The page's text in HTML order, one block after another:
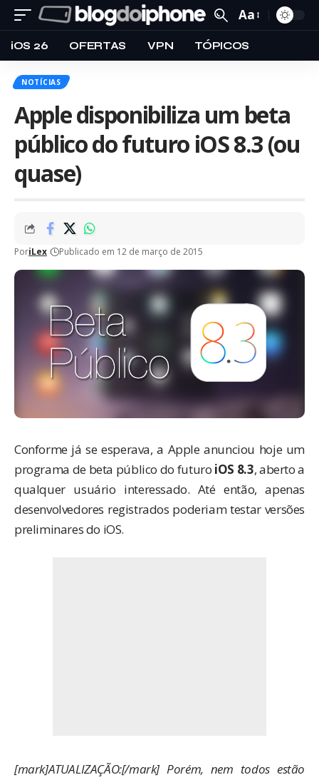
Aa
iOS 26 OFERTAS VPN TÓPICOS
NOTÍCIAS
Apple disponibiliza um beta
público do futuro iOS 8.3 (ou
quase)
PoriLex Publicado em 12 de março de 2015
Conforme já se esperava, a Apple anunciou hoje um
programa de beta público do futuro iOS 8.3, aberto a
qualquer usuário interessado. Até então, apenas
desenvolvedores registrados poderiam testar versões
preliminares do iOS.
[mark]ATUALIZAÇÃO:[/mark] Porém, nem todos estão